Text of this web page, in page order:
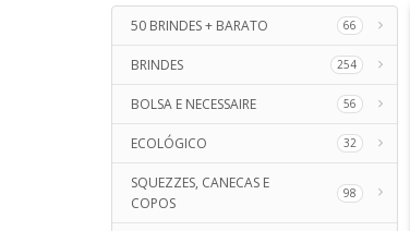
50 BRINDES + BARATO 66
BRINDES 254
BOLSA E NECESSAIRE 56
ECOLÓGICO 32
SQUEZZES, CANECAS E
COPOS
98